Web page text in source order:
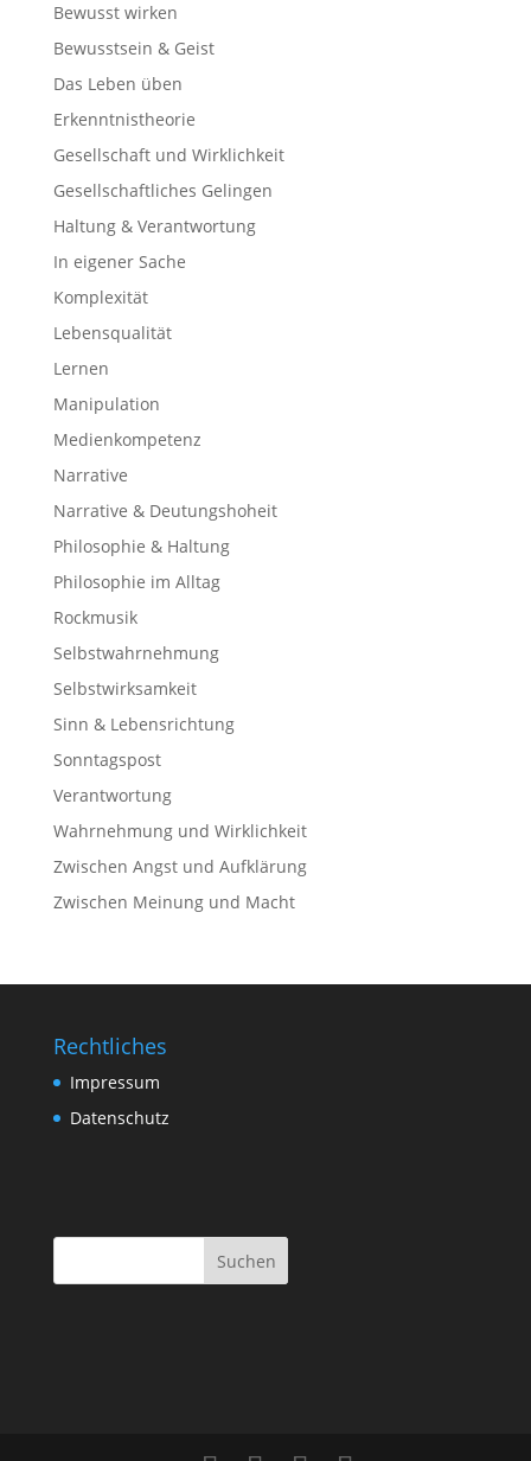
Bewusst wirken
Bewusstsein & Geist
Das Leben üben
Erkenntnistheorie
Gesellschaft und Wirklichkeit
Gesellschaftliches Gelingen
Haltung & Verantwortung
In eigener Sache
Komplexität
Lebensqualität
Lernen
Manipulation
Medienkompetenz
Narrative
Narrative & Deutungshoheit
Philosophie & Haltung
Philosophie im Alltag
Rockmusik
Selbstwahrnehmung
Selbstwirksamkeit
Sinn & Lebensrichtung
Sonntagspost
Verantwortung
Wahrnehmung und Wirklichkeit
Zwischen Angst und Aufklärung
Zwischen Meinung und Macht
Rechtliches
Impressum
Datenschutz